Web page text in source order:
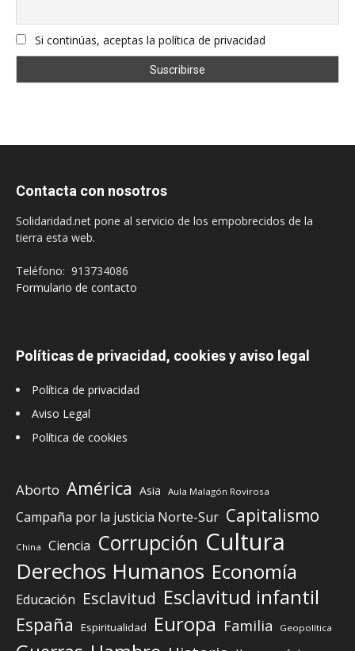
Si continúas, aceptas la política de privacidad
Contacta con nosotros
Solidaridad.net pone al servicio de los empobrecidos de la
tierra esta web.
Teléfono: 913734086
Formulario de contacto
Políticas de privacidad, cookies y aviso legal
Política de privacidad
Aviso Legal
Política de cookies
Aborto América Asia Aula Malagón Rovirosa
Campaña por la justicia Norte-Sur Capitalismo
China Ciencia Corrupción Cultura
Derechos Humanos Economía
Educación Esclavitud Esclavitud infantil
España Espiritualidad Europa Familia Geopolítica